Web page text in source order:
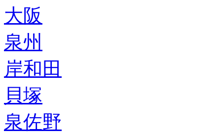
大阪
泉州
岸和田
貝塚
泉佐野